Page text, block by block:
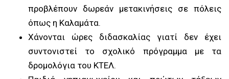
προβλέπουν δωρεάν μετακινήσεις σε πόλεις
όπως η Καλαμάτα.
Χάνονται ώρες διδασκαλίας γιατί δεν έχει
συντονιστεί το σχολικό πρόγραμμα με τα
δρομολόγια του ΚΤΕΛ.